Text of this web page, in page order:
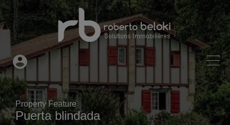
Property Feature
Puerta blindada